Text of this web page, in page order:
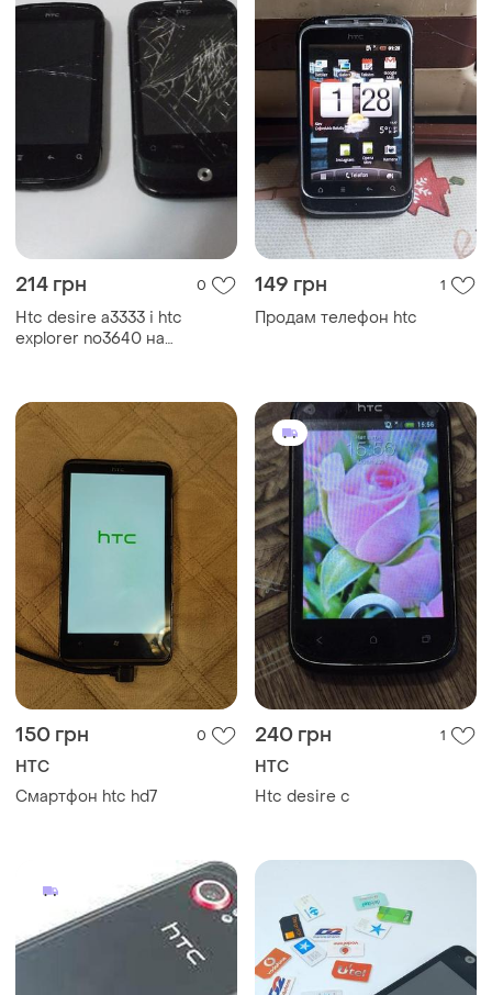
214 грн 0
Htc desire a3333 і htc
explorer no3640 на
149 грн 1
Продам телефон htc
150 грн 0
HTC
Смартфон htc hd7
240 грн 1
HTC
Htc desire c